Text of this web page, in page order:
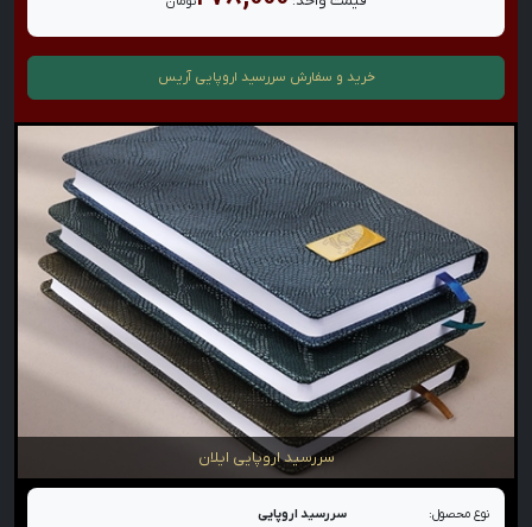
خرید و سفارش سررسید اروپایی آریس
سررسید اروپایی ایلان
نوع محصول: سررسید اروپایی